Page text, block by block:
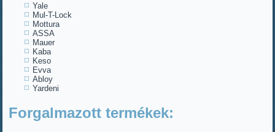
Yale
Mul-T-Lock
Mottura
ASSA
Mauer
Kaba
Keso
Evva
Abloy
Yardeni
Forgalmazott termékek: